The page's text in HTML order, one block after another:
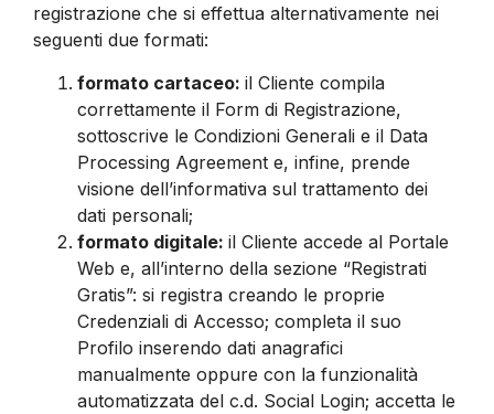
registrazione che si effettua alternativamente nei
seguenti due formati:
formato cartaceo: il Cliente compila
correttamente il Form di Registrazione,
sottoscrive le Condizioni Generali e il Data
Processing Agreement e, infine, prende
visione dell’informativa sul trattamento dei
dati personali;
formato digitale: il Cliente accede al Portale
Web e, all’interno della sezione “Registrati
Gratis”: si registra creando le proprie
Credenziali di Accesso; completa il suo
Profilo inserendo dati anagrafici
manualmente oppure con la funzionalità
automatizzata del c.d. Social Login; accetta le